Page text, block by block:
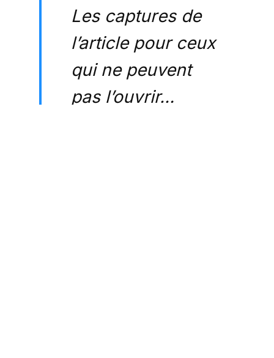
Les captures de
l’article pour ceux
qui ne peuvent
pas l’ouvrir…